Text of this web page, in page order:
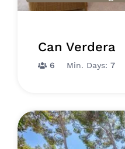
Can Verdera
6 Min. Days: 7